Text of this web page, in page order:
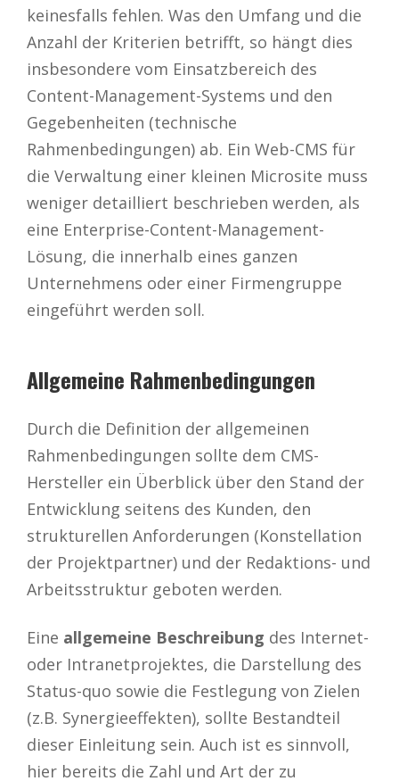
keinesfalls fehlen. Was den Umfang und die
Anzahl der Kriterien betrifft, so hängt dies
insbesondere vom Einsatzbereich des
Content-Management-Systems und den
Gegebenheiten (technische
Rahmenbedingungen) ab. Ein Web-CMS für
die Verwaltung einer kleinen Microsite muss
weniger detailliert beschrieben werden, als
eine Enterprise-Content-Management-
Lösung, die innerhalb eines ganzen
Unternehmens oder einer Firmengruppe
eingeführt werden soll.
Allgemeine Rahmenbedingungen
Durch die Definition der allgemeinen
Rahmenbedingungen sollte dem CMS-
Hersteller ein Überblick über den Stand der
Entwicklung seitens des Kunden, den
strukturellen Anforderungen (Konstellation
der Projektpartner) und der Redaktions- und
Arbeitsstruktur geboten werden.
Eine allgemeine Beschreibung des Internet-
oder Intranetprojektes, die Darstellung des
Status-quo sowie die Festlegung von Zielen
(z.B. Synergieeffekten), sollte Bestandteil
dieser Einleitung sein. Auch ist es sinnvoll,
hier bereits die Zahl und Art der zu